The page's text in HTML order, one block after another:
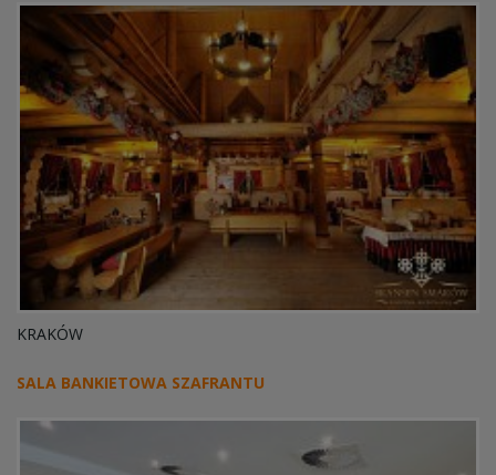
KRAKÓW
SALA BANKIETOWA SZAFRANTU